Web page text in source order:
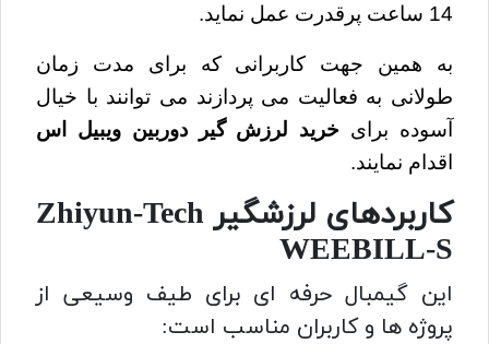
14 ساعت پرقدرت عمل نماید.
به همین جهت کاربرانی که برای مدت زمان
طولانی به فعالیت می پردازند می توانند با خیال
آسوده برای خرید لرزش گیر دوربین ویبیل اس
اقدام نمایند.
کاربردهای لرزشگیر Zhiyun-Tech
WEEBILL-S
این گیمبال حرفه ای برای طیف وسیعی از
پروژه ها و کاربران مناسب است: